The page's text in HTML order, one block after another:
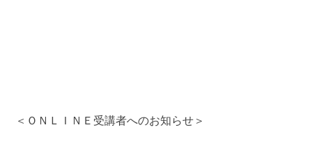
＜ＯＮＬＩＮＥ受講者へのお知らせ＞